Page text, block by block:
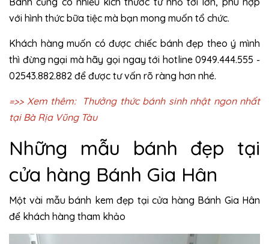
với hình thức bữa tiệc mà bạn mong muốn tổ chức.
Khách hàng muốn có được chiếc bánh đẹp theo ý mình
thì đừng ngại mà hãy gọi ngay tới hotline 0949.444.555 -
02543.882.882 để được tư vấn rõ ràng hơn nhé.
=>> Xem thêm: Thưởng thức bánh sinh nhật ngon nhất
tại Bà Rịa Vũng Tàu
Những mẫu bánh đẹp tại
cửa hàng Bánh Gia Hân
Một vài mẫu bánh kem đẹp tại cửa hàng Bánh Gia Hân
để khách hàng tham khảo